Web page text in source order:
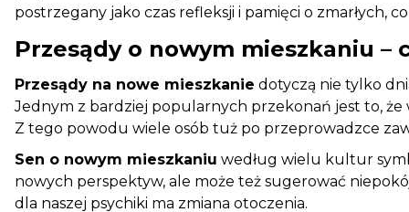
postrzegany jako czas refleksji i pamięci o zmarłych,
Przesądy o nowym mieszkaniu –
Przesądy na nowe mieszkanie dotyczą nie tylko
Jednym z bardziej popularnych przekonań jest to, że
Z tego powodu wiele osób tuż po przeprowadzce
Sen o nowym mieszkaniu według wielu kultur
nowych perspektyw, ale może też sugerować
dla naszej psychiki ma zmiana otoczenia.